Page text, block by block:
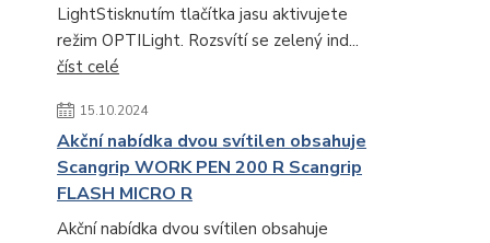
LightStisknutím tlačítka jasu aktivujete
režim OPTILight. Rozsvítí se zelený ind...
číst celé
15.10.2024
Akční nabídka dvou svítilen obsahuje
Scangrip WORK PEN 200 R Scangrip
FLASH MICRO R
Akční nabídka dvou svítilen obsahuje